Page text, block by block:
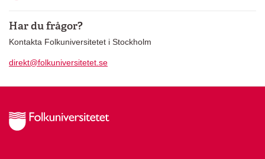
Har du frågor?
Kontakta Folkuniversitetet i Stockholm
direkt@folkuniversitetet.se